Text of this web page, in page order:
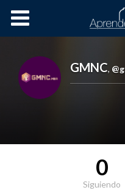
Cursos OnLine
GMNC,
0
Siguiendo